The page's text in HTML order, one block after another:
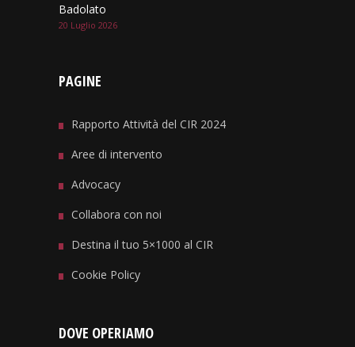
Badolato
20 Luglio 2026
PAGINE
Rapporto Attività del CIR 2024
Aree di intervento
Advocacy
Collabora con noi
Destina il tuo 5×1000 al CIR
Cookie Policy
DOVE OPERIAMO